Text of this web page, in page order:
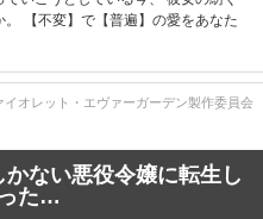
【不変】で【普遍】の愛をあなた
オレット・エヴァーガーデン製作委員会
ない悪役令嬢に転生し
た…